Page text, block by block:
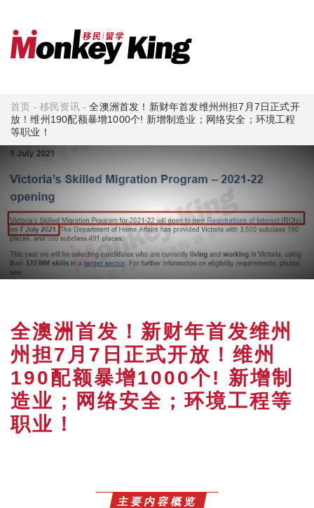
首页 -移民资讯-全澳洲首发！​新财年首发维州州担7月7日正式开
放！维州190配额暴增1000个! 新增制造业；网络安全；环境工程
等职业！
全澳洲首发！​新财年首发维州
州担7月7日正式开放！维州
190配额暴增1000个! 新增制
造业；网络安全；环境工程等
职业！
主要内容概览